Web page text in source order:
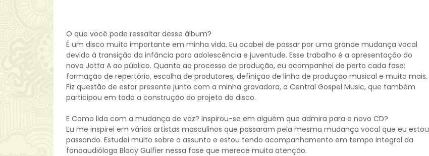
O que você pode ressaltar desse álbum?
É um disco muito importante em minha vida. Eu acabei de passar por uma grande mudança vocal
devido à transição da infância para adolescência e juventude. Esse trabalho é a apresentação do
novo Jotta A ao público. Quanto ao processo de produção, eu acompanhei de perto cada fase:
formação de repertório, escolha de produtores, definição de linha de produção musical e muito mais.
Fiz questão de estar presente junto com a minha gravadora, a Central Gospel Music, que também
participou em toda a construção do projeto do disco.
E Como lida com a mudança de voz? Inspirou-se em alguém que admira para o novo CD?
Eu me inspirei em vários artistas masculinos que passaram pela mesma mudança vocal que eu estou
passando. Estudei muito sobre o assunto e estou tendo acompanhamento em tempo integral da
fonoaudióloga Blacy Gulfier nessa fase que merece muita atenção.